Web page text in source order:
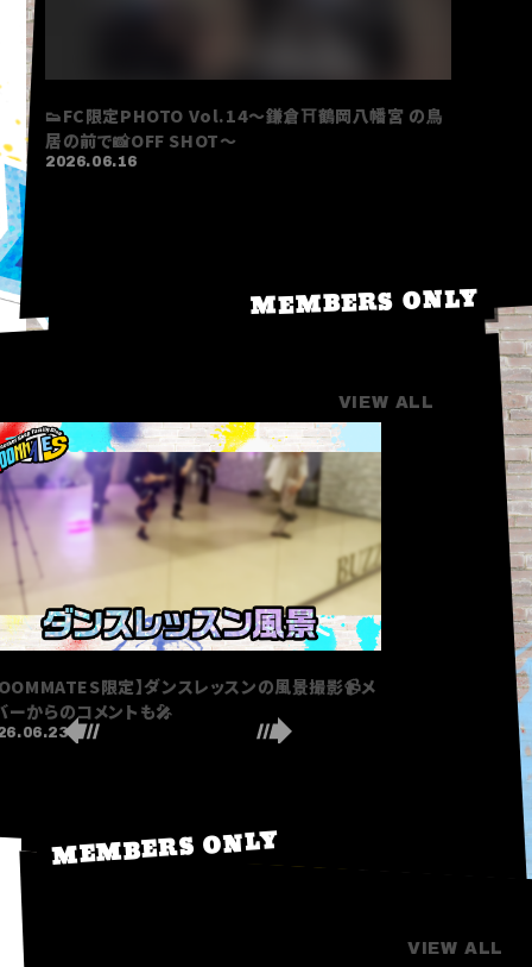
BLOG
Q&A
RADIO
鳥
👟FC限定PHOTO Vol.16～Round1🎳みんなで行
った記念のSHOT📸〜
2026.08.04
MEMBERS ONLY
VIEW ALL
限定】📹うぃあすに２ KT Zepp
舞台裏動画予告🎬
【ROOMMATES
💣＋寝起きのメン
MEMBERS ONLY
VIEW ALL